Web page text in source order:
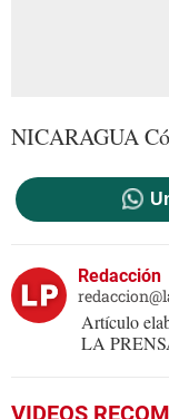
NICARAGUA
Redacción
Artículo
LA
VIDEOS